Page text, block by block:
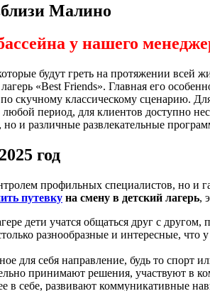
Малино
у нашего
будут греть на протяжении
«Best Friends». Главная его
скучному классическому сценарию.
период, для клиентов доступно
и различные развлекательные
год
профильных специалистов, но
путевку на смену в детский лагерь,
дети учатся общаться друг с
разнообразные и интересные, что
для себя направление, будь то спорт
принимают решения, участвуют в
в себе, развивают коммуникативные